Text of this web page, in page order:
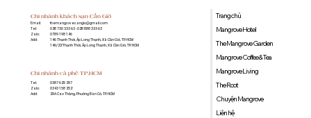
Chi nhánh khách sạn Cần Giờ
Email:
Tel:
Zalo:
Add:
themangrovecangio@gmail.com
028 730 333 63 - 028 888 333 63
0789 198 146
146 Thạnh Thới, Ấp Long Thạnh, Xã Cần Giờ, TP. HCM
146/22 Thạnh Thới, Ấp Long Thạnh, Xã Cần Giờ, TP. HCM
Trang chủ
Mangrove Hotel
The Mangrove Garden
Mangrove Coffee & Tea
Mangrove Living
The Root
Chuyện Mangrove
Liên hệ
Chi nhánh cà phê TP.HCM
Tel:
Zalo:
Add:
0387 629 297
0343 158 252
29A Cao Thắng, Phường Bàn Cờ, TP. HCM